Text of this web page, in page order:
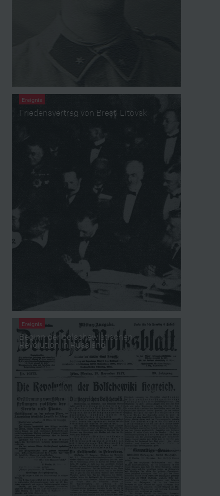
Ereignis
Friedensvertrag von Brest-Litovsk
Ereignis
Beginn der bolschewistischen
Revolution in Russland